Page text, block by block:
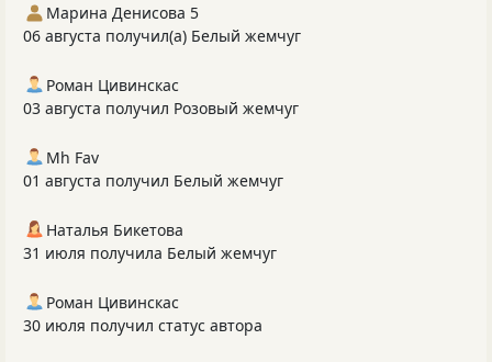
Марина Денисова 5
06 августа получил(а) Белый жемчуг
Роман Цивинскас
03 августа получил Розовый жемчуг
Mh Fav
01 августа получил Белый жемчуг
Наталья Бикетова
31 июля получила Белый жемчуг
Роман Цивинскас
30 июля получил статус автора